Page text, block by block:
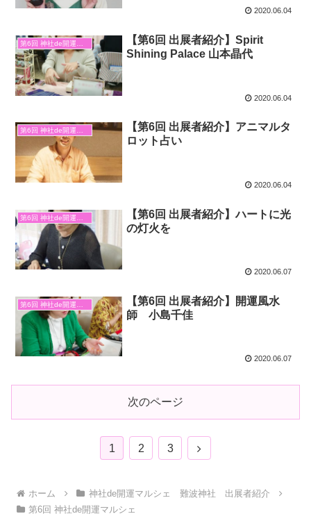
2020.06.04
第6回 神社de開運マルシェ
【第6回 出展者紹介】Spirit
Shining Palace 山本晶代
2020.06.04
第6回 神社de開運マルシェ
【第6回 出展者紹介】アニマルタ
ロット占い
2020.06.04
【第6回 出展者紹介】ハートに光
の灯火を
2020.06.07
【第6回 出展者紹介】開運風水
師 小島千佳
2020.06.07
次のページ
1 2 3
ホーム
神社de開運マルシェ 難波神社 出展者紹介
第6回 神社de開運マルシェ